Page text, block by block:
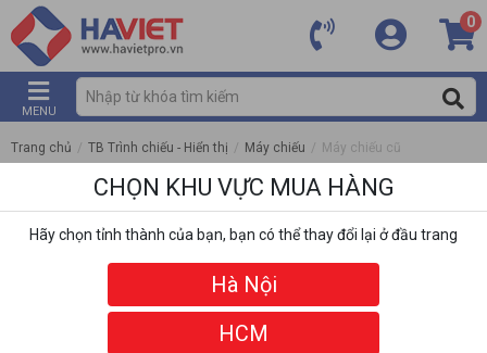
0
MENU
Trang chủ / TB Trình chiếu - Hiển thị / Máy chiếu / Máy chiếu cũ
CHỌN KHU VỰC MUA HÀNG
Hãy chọn tỉnh thành của bạn, bạn có thể thay đổi lại ở đầu trang
Hà Nội
HCM